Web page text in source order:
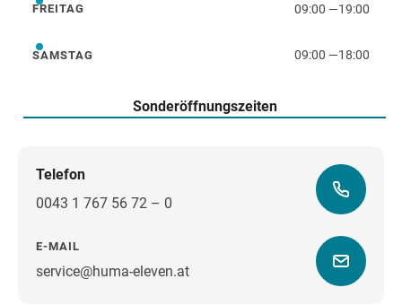
Freitag
FREITAG 09:00 —19:00
Samstag
SAMSTAG 09:00 —18:00
Sonderöffnungszeiten
Telefon
0043 1 767 56 72 – 0
E-MAIL
service@huma-eleven.atWegbeschreibung